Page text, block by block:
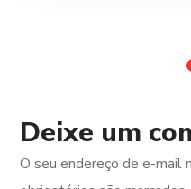
Deixe um
O seu endereço de e-mail